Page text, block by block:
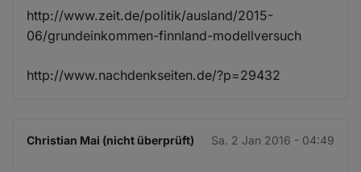
http://www.zeit.de/politik/ausland/2015-
06/grundeinkommen-finnland-modellversuch
http://www.nachdenkseiten.de/?p=29432
Christian Mai (nicht überprüft) Sa. 2 Jan 2016 - 04:49